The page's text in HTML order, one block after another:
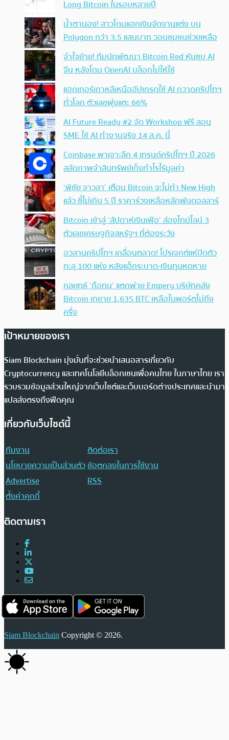
Long Bitcoin ในรอบหลายปี
น้ำตานอง! สาวโดนแฮกเงินจัดงานแต่ง บน
Polygon กว่า 3.5 แสนบาท วอนชุมชนช่วยเหลือ
จำใจย้าย! ทีมนักพัฒนา Bitcoin Red หันซบ AI
จีน หลังโดน OpenAI บล็อกไม่ให้ใช้
แฮกเกอร์เกาหลีเหนืออัปเกรดใช้ AI กวาดคริปโทฯ
ทั่วโลก ตัวเลขพุ่งแตะ 66%
AI Future Ready #2 จัด Workshop ฟรี สอน
SME ใช้ AI ทำงานจริง 14 ส.ค. นี้
Coinbase พาเจาะลึก 4 เทรนด์คริปโทฯ ปี 2026
สลัดภาพจำสินทรัพย์เก็งกำไรไร้มูลค่า
‘พิชัย จาวลา’ เตือน Bitcoin จะไม่ทำ New High
แล้ว ชี้ไม่เกิน 5 ปี ราคาร่วงเหลือหลักพันดอลลาร์
Bitcoin เข้าสู่ ‘สัปดาห์เงินเฟ้อ’ ส่องไทม์ไลน์ 3
ตัวเลขเศรษฐกิจสหรัฐฯ ที่ต้องระวัง
อวสานคริปโทฯ เกลื่อนตลาด! โปรเจกต์แห่ปิดตัว
ทะลุ 100 แห่ง หลังแฮ็กระบาด-เงินทุนหดหาย
กลยุทธ์ ‘ถือทน’ แตกพ่าย Empery บริษัทคลัง
Bitcoin เทขาย 1,635 BTC เหลือในพอร์ตไม่ถึง
ครึ่ง
เป้าหมายของเรา
Siam Blockchain มุ่งมั่นที่จะช่วยนำเสนอสารเกี่ยวกับ
Cryptocurrency และเทคโนโลยีบล็อกเชนเพื่อคนไทย ในภาษาไทย เรา
รวบรวมข้อมูลส่วนใหญ่จากเว็บไซต์และเว็บบอร์ดต่างประเทศและนำมา
แปลส่งตรงถึงฟีดคุณ
เกี่ยวกับเว็บไซต์นี้
ทีมงาน
ติดต่อเรา
นโยบายความเป็นส่วนตัวข้อตกลงในการใช้งาน
Advertise
RSS
ตั้งค่าคุกกี้
ติดตามเรา
Siam Blockchain Copyright © 2026.